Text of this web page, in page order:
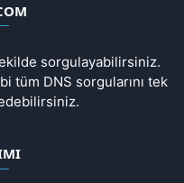
sorgulayabilirsiniz.
tüm DNS sorgularını tek